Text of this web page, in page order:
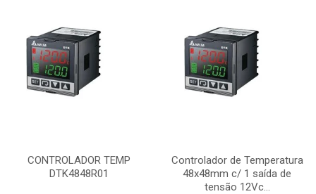
CONTROLADOR TEMP
DTK4848R01
Controlador de Temperatura
48x48mm c/ 1 saída de
tensão 12Vc...